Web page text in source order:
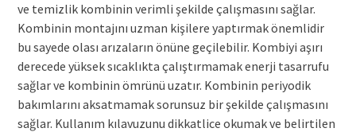
ve temizlik kombinin verimli şekilde çalışmasını sağlar.
Kombinin montajını uzman kişilere yaptırmak önemlidir
bu sayede olası arızaların önüne geçilebilir. Kombiyi aşırı
derecede yüksek sıcaklıkta çalıştırmamak enerji tasarrufu
sağlar ve kombinin ömrünü uzatır. Kombinin periyodik
bakımlarını aksatmamak sorunsuz bir şekilde çalışmasını
sağlar. Kullanım kılavuzunu dikkatlice okumak ve belirtilen